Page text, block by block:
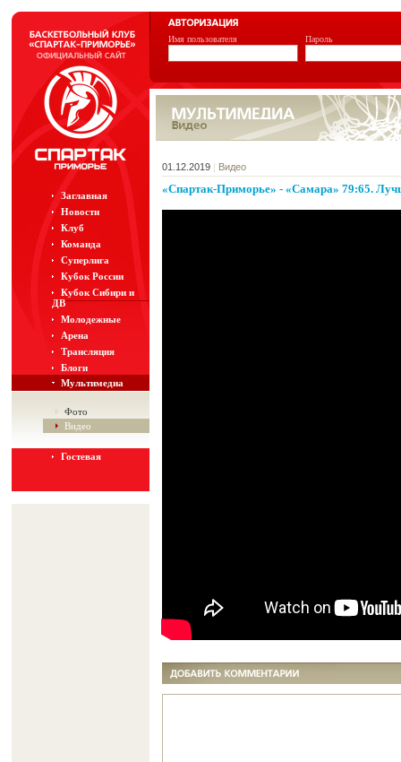
Имя пользователя Пароль
Заглавная
Новости
Клуб
Команда
Суперлига
Кубок России
Кубок Сибири и
ДВ
Молодежные
Арена
Трансляция
Блоги
Мультимедиа
Фото
Видео
Гостевая
01.12.2019 | Видео
«Спартак-Приморье» - «Самара» 79:65.